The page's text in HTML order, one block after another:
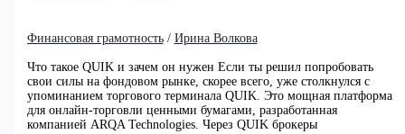
Финансовая грамотность/ Ирина Волкова
Что такое QUIK и зачем он нужен Если ты решил попробовать
свои силы на фондовом рынке, скорее всего, уже столкнулся с
упоминанием торгового терминала QUIK. Это мощная платформа
для онлайн-торговли ценными бумагами, разработанная
компанией ARQA Technologies. Через QUIK брокеры